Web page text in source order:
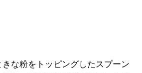
な粉をトッピングしたスプーン